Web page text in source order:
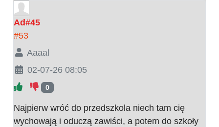
Ad#45
#53
Aaaal
02-07-26 08:05
0
Najpierw wróć do przedszkola niech tam cię
wychowają i oduczą zawiści, a potem do szkoły